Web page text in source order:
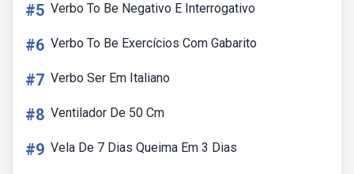
#5 Verbo To Be Negativo E Interrogativo
#6 Verbo To Be Exercícios Com Gabarito
#7 Verbo Ser Em Italiano
#8 Ventilador De 50 Cm
#9 Vela De 7 Dias Queima Em 3 Dias